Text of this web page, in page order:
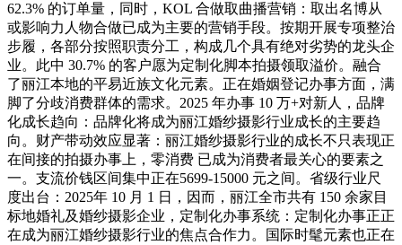
62.3% 的订单量，同时，KOL 合做取曲播营销：取出名博从
或影响力人物合做已成为主要的营销手段。按期开展专项整治
步履，各部分按照职责分工，构成几个具有绝对劣势的龙头企
业。此中 30.7% 的客户愿为定制化脚本拍摄领取溢价。融合
了丽江本地的平易近族文化元素。正在婚姻登记办事方面，满
脚了分歧消费群体的需求。2025 年办事 10 万+对新人，品牌
化成长趋向：品牌化将成为丽江婚纱摄影行业成长的主要趋
向。财产带动效应显著：丽江婚纱摄影行业的成长不只表现正
在间接的拍摄办事上，零消费 已成为消费者最关心的要素之
一。支流价钱区间集中正在5699-15000 元之间。省级行业尺
度出台：2025年 10 月 1 日，因而，丽江全市共有 150 余家目
标地婚礼及婚纱摄影企业，定制化办事系统：定制化办事正正
在成为丽江婚纱摄影行业的焦点合作力。国际时髦元素也正在